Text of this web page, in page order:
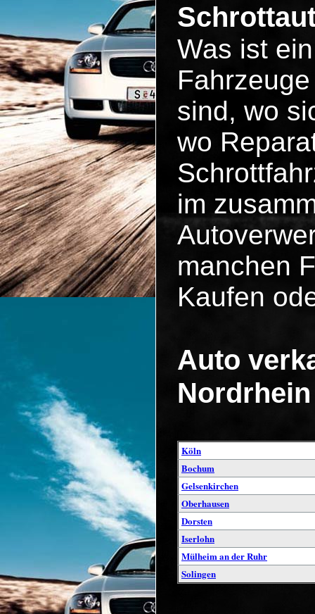
Was ist
sind, wo
wo
im
manchen
Kaufen
Auto
Köln
Bochum
Gelsenkirchen
Oberhausen
Dorsten
Iserlohn
Mülheim an der Ruhr
Solingen